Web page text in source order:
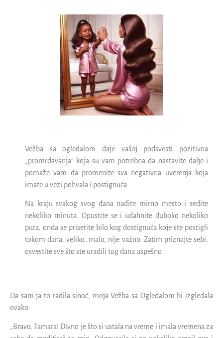
Vežba sa ogledalom daje vašoj podsvesti pozitivna
„promrdavanja“ koja su vam potrebna da nastavite dalje i
pomaže vam da promenite sva negativna uverenja koja
imate u vezi pohvala i postignuća.
Na kraju svakog svog dana nađite mirno mesto i sedite
nekoliko minuta. Opustite se i udahnite duboko nekoliko
puta, onda se prisetite bilo kog dostignuća koje ste postigli
tokom dana, veliko…malo, nije važno. Zatim priznajte sebi,
osvestite sve što ste uradili tog dana uspešno.
Da sam ja to radila sinoć, moja Vežba sa Ogledalom bi izgledala
ovako:
„Bravo, Tamara! Divno je što si ustala na vreme i imala vremena za